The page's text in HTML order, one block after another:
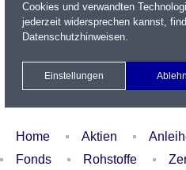
Name / WKN / ISIN / Kürzel
Xetra Realtime
Watchlist
Home Aktien
Fonds
Rohstoffe
Cookies und verwandten
jederzeit widersprechen kannst,
Datenschutzhinweisen.
Einstellungen